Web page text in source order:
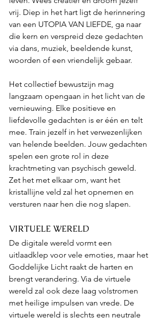
vrij. Diep in het hart ligt de herinnering
van een UTOPIA VAN LIEFDE, ga naar
die kern en verspreid deze gedachten
via dans, muziek, beeldende kunst,
woorden of een vriendelijk gebaar.
Het collectief bewustzijn mag
langzaam opengaan in het licht van de
vernieuwing. Elke positieve en
liefdevolle gedachten is er één en telt
mee. Train jezelf in het verwezenlijken
van helende beelden. Jouw gedachten
spelen een grote rol in deze
krachtmeting van psychisch geweld.
Zet het met elkaar om, want het
kristallijne veld zal het opnemen en
versturen naar hen die nog slapen.
VIRTUELE WERELD
De digitale wereld vormt een
uitlaadklep voor vele emoties, maar het
Goddelijke Licht raakt de harten en
brengt verandering. Via de virtuele
wereld zal ook deze laag volstromen
met heilige impulsen van vrede. De
virtuele wereld is slechts een neutrale